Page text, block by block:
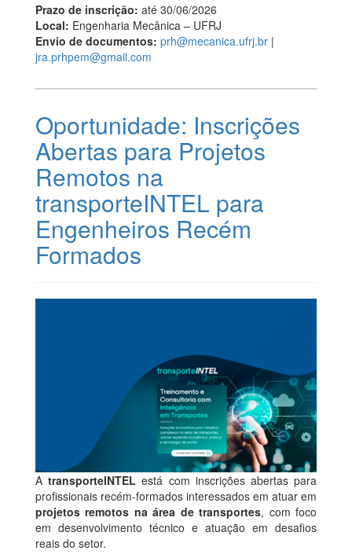
Prazo de inscrição: até 30/06/2026
Local: Engenharia Mecânica – UFRJ
Envio de documentos: prh@mecanica.ufrj.br |
jra.prhpem@gmail.com
Oportunidade: Inscrições
Abertas para Projetos
Remotos na
transporteINTEL para
Engenheiros Recém
Formados
AtransporteINTEL está com inscrições abertas para
profissionais recém-formados interessados em atuar em
projetos remotos na área de transportes, com foco
em desenvolvimento técnico e atuação em desafios
reais do setor.